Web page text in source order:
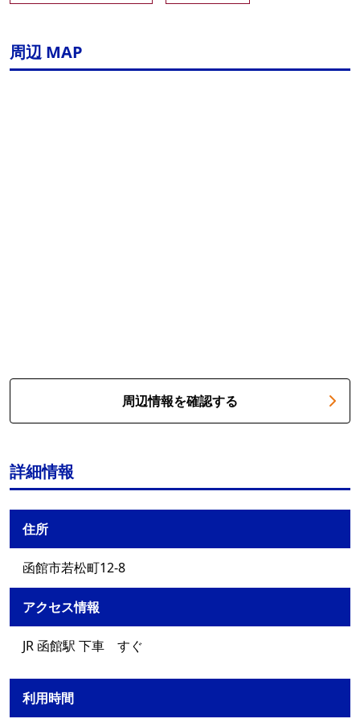
周辺 MAP
周辺情報を確認する
詳細情報
住所
函館市若松町12-8
アクセス情報
JR 函館駅 下車 すぐ
利用時間